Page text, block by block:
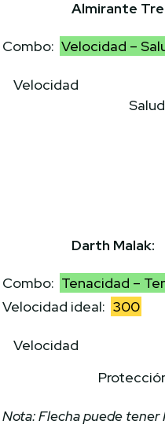
Almirante
Combo: Velocidad –
Velocidad
Salud
Darth Malak:
Combo: Tenacidad –
Velocidad ideal: 300
Velocidad
Nota: Flecha puede tener